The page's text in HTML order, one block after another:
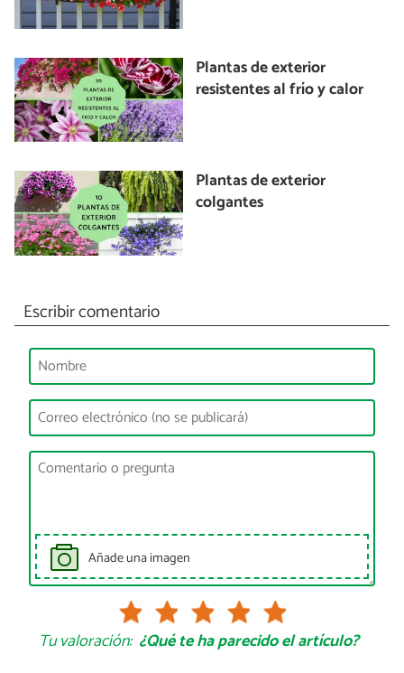
Plantas de exterior
resistentes al frío y calor
Plantas de exterior
colgantes
Escribir comentario
Añade una imagen
Tu valoración: ¿Qué te ha parecido el artículo?